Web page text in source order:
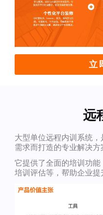
立
远
大型单位远程内训系统
需求而打造的专业解决方
它提供了全面的培训功能
培训评估等，帮助企业